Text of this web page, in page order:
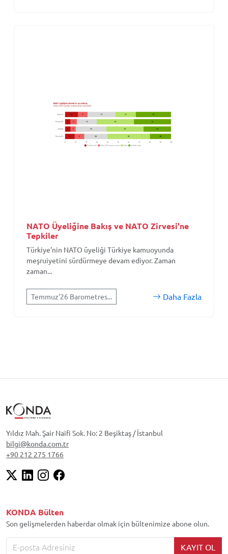
NATO Üyeliğine Bakış ve NATO Zirvesi'ne
Tepkiler
Türkiye'nin NATO üyeliği Türkiye kamuoyunda
meşruiyetini sürdürmeye devam ediyor. Zaman
zaman...
Temmuz'26 Barometres... Daha Fazla
Yıldız Mah. Şair Naifi Sok. No: 2 Beşiktaş / İstanbul
bilgi@konda.com.tr
+90 212 275 1766
KONDA Bülten
Son gelişmelerden haberdar olmak için bültenimize abone olun.
KAYIT OL